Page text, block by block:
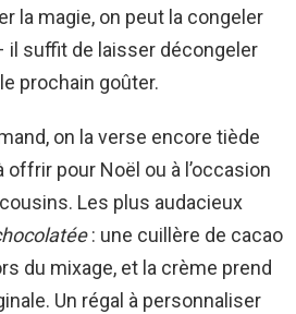
la magie, on peut la congeler
il suffit de laisser décongeler
prochain goûter.
on la verse encore tiède
offrir pour Noël ou à l’occasion
Les plus audacieux
: une cuillère de cacao
du mixage, et la crème prend
Un régal à personnaliser